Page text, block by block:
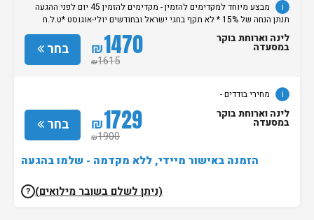
i
מבצע מיוחד למקדימים להזמין - מקדימים להזמין 45 יום לפני ההגעה
תנתן הנחה של 15% * לא תקף בחגי ישראל ובחודשים יולי-אוגוסט *ט.ל.ח
מחירי בודדים -
בחר ₪1470
₪1615
לינה וארוחת בוקר
במסעדה
i מחירי בודדים -
בחר ₪1729
₪1900
לינה וארוחת בוקר
במסעדה
הזמנה באישור מיידי, ללא מקדמה - שלמו בהגעה
(ניתן לשלם בשובר מילואים) ?